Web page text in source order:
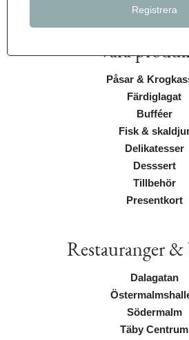
Våra
Påsar &
Färdiglagat
Bufféer
Fisk &
Delikatesser
Desssert
Tillbehör
Presentkort
Restauranger
Dalagatan
Södermalm
Täby Centrum